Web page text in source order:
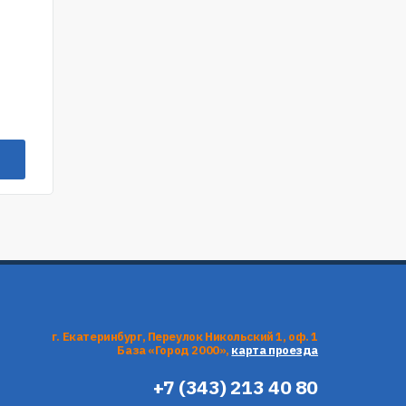
г. Екатеринбург, Переулок Никольский 1, оф. 1
База «Город 2000», карта проезда
+7 (343) 213 40 80